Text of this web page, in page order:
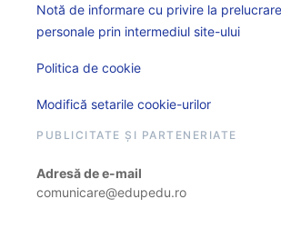
Notă de informare cu privire la
personale prin intermediul site-ului
Politica de cookie
Modifică setarile cookie-urilor
PUBLICITATE ȘI PARTENERIATE
Adresă de e-mail
comunicare@edupedu.ro